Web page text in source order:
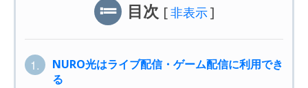
目次 [非表示]
1.
NURO光はライブ配信・ゲーム配信に利用でき
る